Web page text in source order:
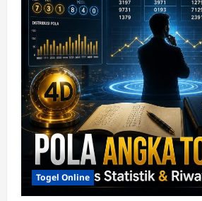
Togel Online